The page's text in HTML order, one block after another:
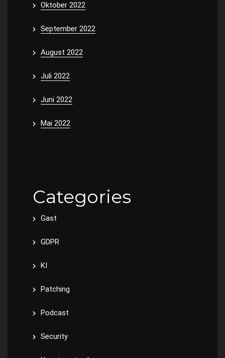
Oktober 2022
September 2022
August 2022
Juli 2022
Juni 2022
Mai 2022
Categories
Gast
GDPR
KI
Patching
Podcast
Security